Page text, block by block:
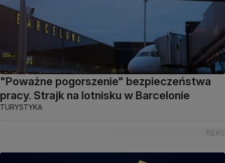
"Poważne pogorszenie" bezpieczeństwa
pracy. Strajk na lotnisku w Barcelonie
TURYSTYKA